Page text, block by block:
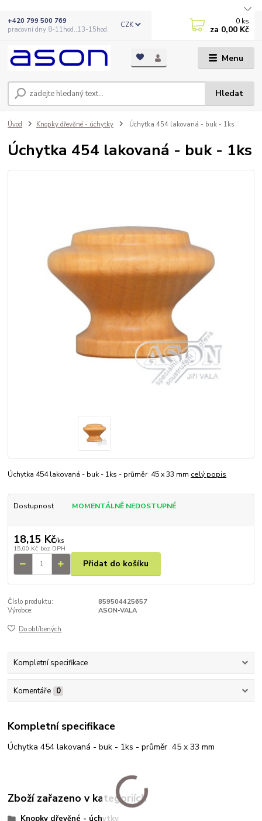
Menu
CZK
Hledat
+420 799 500 769
pracovní dny 8-11hod.,13-15hod.
0 ks
za 0,00 Kč
Úvod Knopky dřevěné - úchytky Úchytka 454 lakovaná - buk - 1ks
Úchytka 454 lakovaná - buk - 1ks
Úchytka 454 lakovaná - buk - 1ks - průměr 45 x 33 mm celý popis
Dostupnost MOMENTÁLNĚ NEDOSTUPNÉ
18,15 Kč/ks
15,00 Kč bez DPH
Přidat do košíku
Číslo produktu:
859504425657
Výrobce:
ASON-VALA
Do oblíbených
Kompletní specifikace
Komentáře 0
Kompletní specifikace
Úchytka 454 lakovaná - buk - 1ks - průměr 45 x 33 mm
Zboží zařazeno v kategoriích
Knopky dřevěné - úchytky